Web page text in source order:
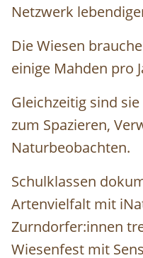
Netzwerk
Die Wiesen
einige Mahden pro
Gleichzeitig sind
zum Spazieren,
Naturbeobachten.
Schulklassen
Artenvielfalt mit
Zurndorfer:innen
Wiesenfest mit